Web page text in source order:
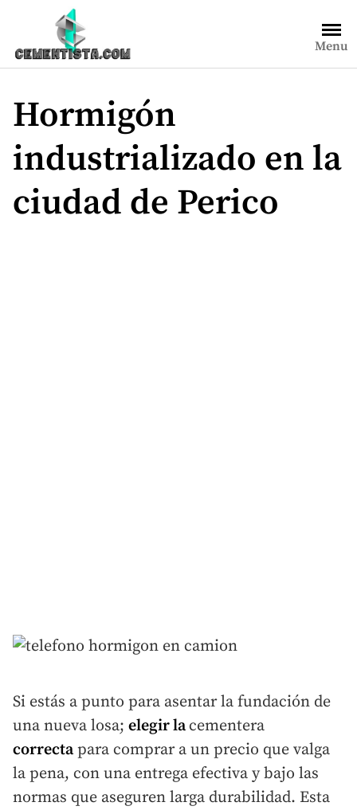
contenido
Menu
Hormigón
industrializado en la
ciudad de Perico
Si estás a punto para asentar la fundación de
una nueva losa; elegir lacementera
correcta para comprar a un precio que valga
la pena, con una entrega efectiva y bajo las
normas que aseguren larga durabilidad. Esta